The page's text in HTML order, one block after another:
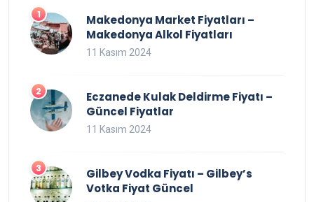
Makedonya Market Fiyatları –
Makedonya Alkol Fiyatları
11 Kasım 2024
Eczanede Kulak Deldirme Fiyatı –
Güncel Fiyatlar
11 Kasım 2024
Gilbey Vodka Fiyatı – Gilbey’s
Votka Fiyat Güncel